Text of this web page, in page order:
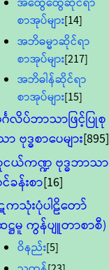
စာအုပ်များ[14]
အဘိဓမ္မာဆိုင်ရာ
စာအုပ်များ[217]
အဘိဓါန်ဆိုင်ရာ
စာအုပ်များ[15]
ဂလိပ်ဘာသာဖြင့်ပြုစု
ဗုဒ္ဓစာပေများ[895]
ယ်ကဏ္ဍ ဗုဒ္ဓဘာသာ
ခန်းစာ[16]
ကသုံးပုံပါဠိတော်
ဌမူ ကွန်ပျူတာစာစီ)
ဝိနည်း[5]